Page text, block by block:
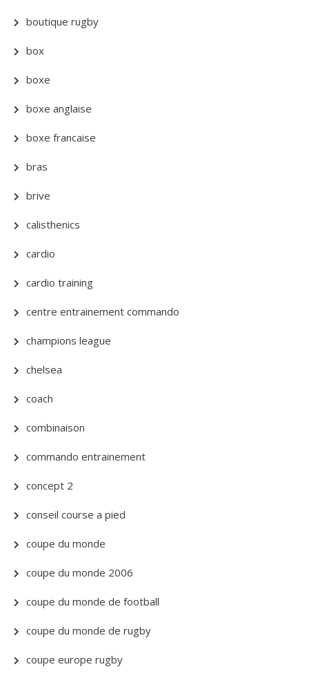
boutique rugby
box
boxe
boxe anglaise
boxe francaise
bras
brive
calisthenics
cardio
cardio training
centre entrainement commando
champions league
chelsea
coach
combinaison
commando entrainement
concept 2
conseil course a pied
coupe du monde
coupe du monde 2006
coupe du monde de football
coupe du monde de rugby
coupe europe rugby